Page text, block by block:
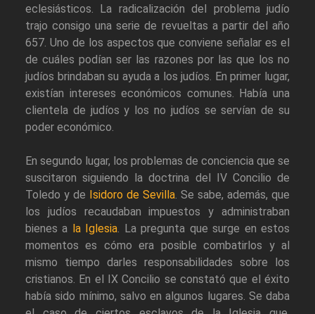
eclesiásticos. La radicalización del problema judío
trajo consigo una serie de revueltas a partir del año
657. Uno de los aspectos que conviene señalar es el
de cuáles podían ser las razones por las que los no
judíos brindaban su ayuda a los judíos. En primer lugar,
existían intereses económicos comunes. Había una
clientela de judíos y los no judíos se servían de su
poder económico.
En segundo lugar, los problemas de conciencia que se
suscitaron siguiendo la doctrina del IV Concilio de
Toledo y de Isidoro de Sevilla. Se sabe, además, que
los judíos recaudaban impuestos y administraban
bienes a la Iglesia. La pregunta que surge en estos
momentos es cómo era posible combatirlos y al
mismo tiempo darles responsabilidades sobre los
cristianos. En el IX Concilio se constató que el éxito
había sido mínimo, salvo en algunos lugares. Se daba